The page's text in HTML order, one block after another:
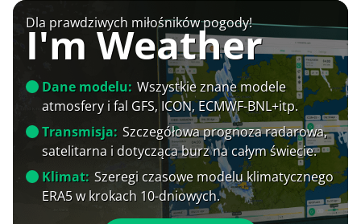
Dla prawdziwych miłośników pogody!
I'm Weather
Dane modelu: Wszystkie znane modele
atmosfery i fal GFS, ICON, ECMWF-BNL+itp.
Transmisja: Szczegółowa prognoza radarowa,
satelitarna i dotycząca burz na całym świecie.
Klimat: Szeregi czasowe modelu klimatycznego
ERA5 w krokach 10-dniowych.